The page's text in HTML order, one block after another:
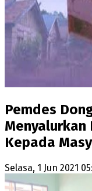
Pemdes
Menyalurkan
Kepada
Selasa, 1 Jun 2021